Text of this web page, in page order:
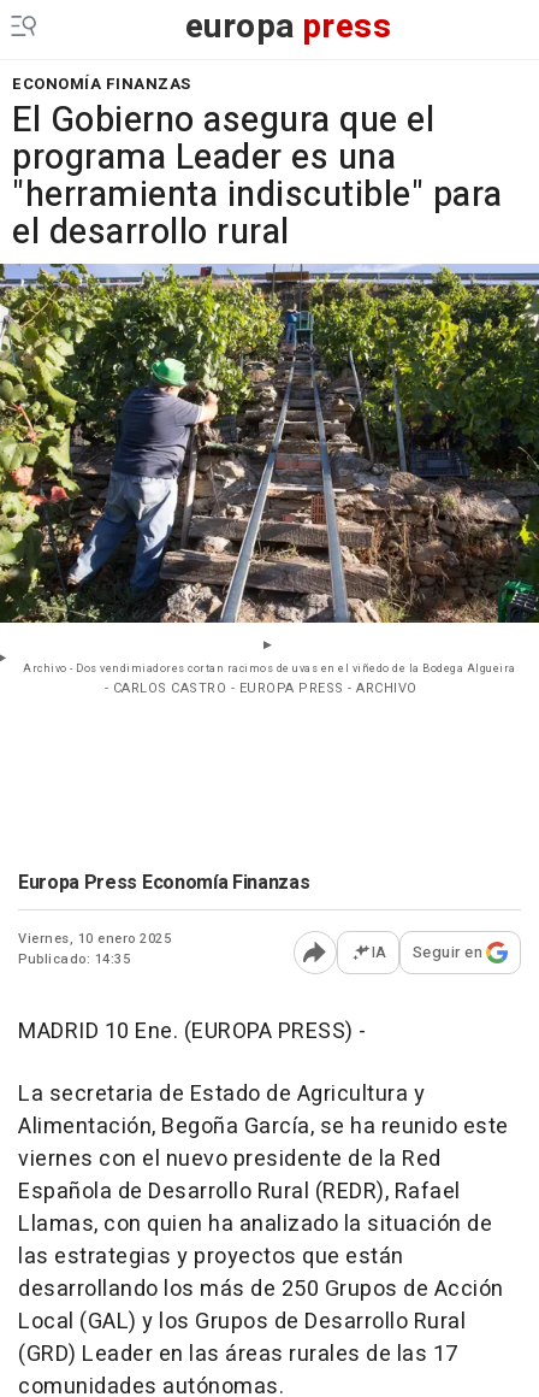
europa press
ECONOMÍA FINANZAS
El Gobierno asegura que el
programa Leader es una
"herramienta indiscutible" para
el desarrollo rural
Archivo - Dos vendimiadores cortan racimos de uvas en el viñedo de la Bodega Algueira
- CARLOS CASTRO - EUROPA PRESS - ARCHIVO
Europa Press Economía Finanzas
Viernes, 10 enero 2025
Publicado: 14:35
Abrir opciones para
IA Seguir en
MADRID 10 Ene. (EUROPA PRESS) -
La secretaria de Estado de Agricultura y
Alimentación, Begoña García, se ha reunido este
viernes con el nuevo presidente de la Red
Española de Desarrollo Rural (REDR), Rafael
Llamas, con quien ha analizado la situación de
las estrategias y proyectos que están
desarrollando los más de 250 Grupos de Acción
Local (GAL) y los Grupos de Desarrollo Rural
(GRD) Leader en las áreas rurales de las 17
comunidades autónomas.